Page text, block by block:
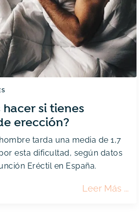
E
El
hacer si tienes
erección?
tarda una media de 1,7
esta dificultad, según datos
Eréctil en España.
Leer Más